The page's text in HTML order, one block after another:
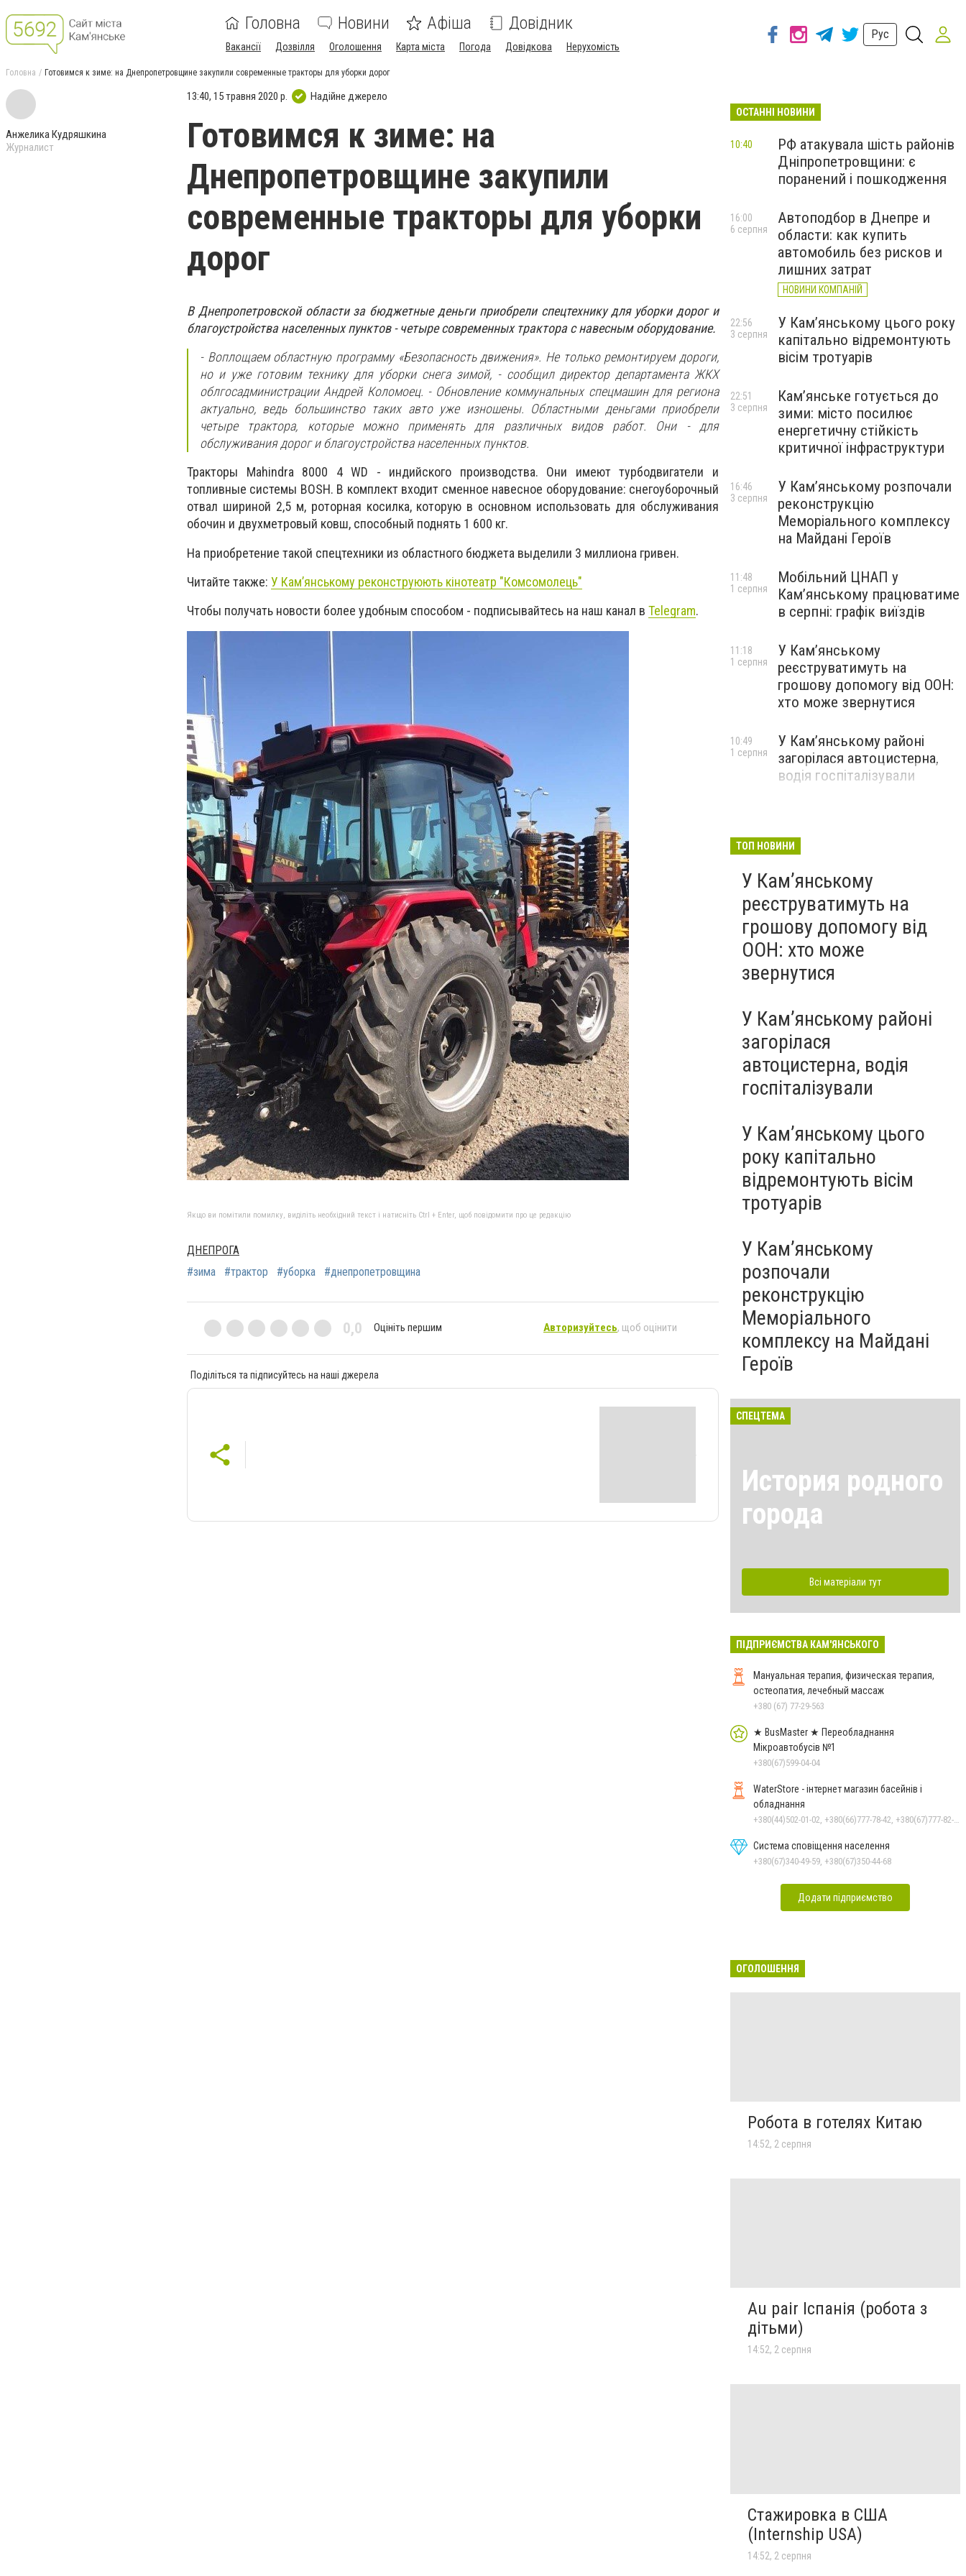
Головна Новини Афіша Довідник
Вакансії Дозвілля Оголошення Карта міста Погода Довідкова Нерухомість
Рус
Головна Готовимся к зиме: на Днепропетровщине закупили современные тракторы для уборки дорог
Анжелика Кудряшкина
Журналист
13:40, 15 травня 2020 р. Надійне джерело
Готовимся к зиме: на
Днепропетровщине закупили
современные тракторы для уборки
дорог
В Днепропетровской области за бюджетные деньги приобрели спецтехнику для уборки дорог и
благоустройства населенных пунктов - четыре современных трактора с навесным оборудование.
- Воплощаем областную программу «Безопасность движения». Не только ремонтируем дороги,
но и уже готовим технику для уборки снега зимой, - сообщил директор департамента ЖКХ
облгосадминистрации Андрей Коломоец. - Обновление коммунальных спецмашин для региона
актуально, ведь большинство таких авто уже изношены. Областными деньгами приобрели
четыре трактора, которые можно применять для различных видов работ. Они - для
обслуживания дорог и благоустройства населенных пунктов.
Тракторы Mahindra 8000 4 WD - индийского производства. Они имеют турбодвигатели и
топливные системы BOSH. В комплект входит сменное навесное оборудование: снегоуборочный
отвал шириной 2,5 м, роторная косилка, которую в основном использовать для обслуживания
обочин и двухметровый ковш, способный поднять 1 600 кг.
На приобретение такой спецтехники из областного бюджета выделили 3 миллиона гривен.
Читайте также: У Кам’янському реконструюють кінотеатр "Комсомолець"
Чтобы получать новости более удобным способом - подписывайтесь на наш канал в Telegram.
Якщо ви помітили помилку, виділіть необхідний текст і натисніть Ctrl + Enter, щоб повідомити про це редакцію
ДНЕПРОГА
#зима
#трактор #уборка #днепропетровщина
0,0 Оцініть першим Авторизуйтесь, щоб оцінити
Поділіться та підписуйтесь на наші джерела
ОСТАННІ НОВИНИ
РФ атакувала шість районів
Дніпропетровщини: є
поранений і пошкодження
10:40
Автоподбор в Днепре и
области: как купить
автомобиль без рисков и
лишних затрат
НОВИНИ КОМПАНІЙ
16:00
6 серпня
У Кам’янському цього року
капітально відремонтують
вісім тротуарів
22:56
3 серпня
Кам’янське готується до
зими: місто посилює
енергетичну стійкість
критичної інфраструктури
22:51
3 серпня
У Кам’янському розпочали
реконструкцію
Меморіального комплексу
на Майдані Героїв
16:46
3 серпня
Мобільний ЦНАП у
Кам’янському працюватиме
в серпні: графік виїздів
11:48
1 серпня
У Кам’янському
реєструватимуть на
грошову допомогу від ООН:
хто може звернутися
11:18
1 серпня
У Кам’янському районі
загорілася автоцистерна,
водія госпіталізували
10:49
1 серпня
ТОП НОВИНИ
У Кам’янському
реєструватимуть на
грошову допомогу від
ООН: хто може
звернутися
У Кам’янському районі
загорілася
автоцистерна, водія
госпіталізували
У Кам’янському цього
року капітально
відремонтують вісім
тротуарів
У Кам’янському
розпочали
реконструкцію
Меморіального
комплексу на Майдані
Героїв
СПЕЦТЕМА
История родного
города
Всі матеріали тут
ПІДПРИЄМСТВА КАМ'ЯНСЬКОГО
Мануальная терапия, физическая терапия,
остеопатия, лечебный массаж
+380 (67) 77-29-563
★ BusMaster ★ Переобладнання
Мікроавтобусів №1
+380(67)599-04-04
WaterStore - інтернет магазин басейнів і
обладнання
Система сповіщення населення
+380(67)340-49-59, +380(67)350-44-68
Додати підприємство
ОГОЛОШЕННЯ
Робота в готелях Китаю
14:52, 2 серпня
Au pair Іспанія (робота з
дітьми)
14:52, 2 серпня
Стажировка в США
(Internship USA)
14:52, 2 серпня